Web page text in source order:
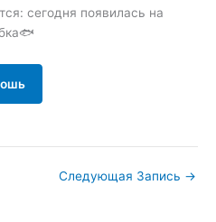
сегодня появилась на
Следующая Запись →